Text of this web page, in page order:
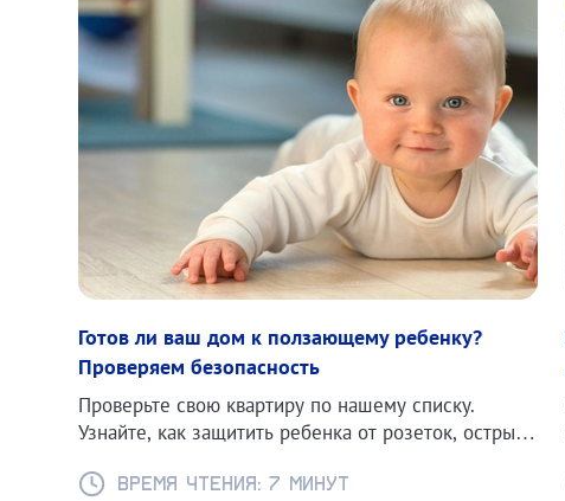
Готов ли ваш дом к ползающему ребенку?
Проверяем безопасность
Проверьте свою квартиру по нашему списку.
Узнайте, как защитить ребенка от розеток, острых
список необходимых гаджетов.
Время чтения: 7 минут